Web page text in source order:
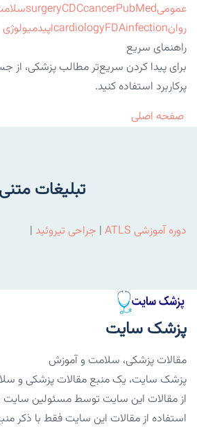
عمومی
surgeryCDCcancerPubMed
روان
cardiologyFDAinfection
اپیدمیولوژی
راهنمای سریع
برای پیدا کردن سریع‌تر مطالب پزشکی،
پرکاربرد استفاده کنید.
صفحه اصلی
تبلیغات متنی
دوره آموزشی ATLS | جراحی تیروئید |
پزشک سایت
مقالات پزشکی، سلامت و آموزش
پزشک سایت، یک منبع مقالات پزشکی و
از مقالات این سایت توسط مسئولین سایت
استفاده از مقالات این سایت فقط با ذکر